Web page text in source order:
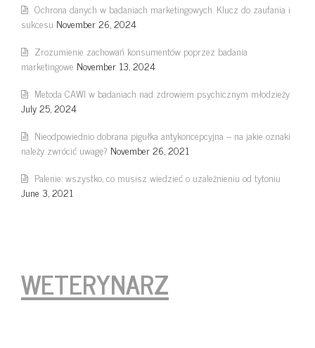
Ochrona danych w badaniach marketingowych. Klucz do zaufania i
sukcesu November 26, 2024
Zrozumienie zachowań konsumentów poprzez badania
marketingowe November 13, 2024
Metoda CAWI w badaniach nad zdrowiem psychicznym młodzieży
July 25, 2024
Nieodpowiednio dobrana pigułka antykoncepcyjna – na jakie oznaki
należy zwrócić uwagę? November 26, 2021
Palenie: wszystko, co musisz wiedzieć o uzależnieniu od tytoniu
June 3, 2021
WETERYNARZ